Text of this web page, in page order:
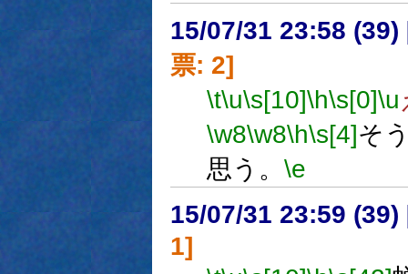
15/07/31 23:58 (39)
票: 2]
\t\u\s[10]\h\s[0]\u
\w8\w8\h\s[4]そ
思う。 \e
15/07/31 23:59 (39)
1]